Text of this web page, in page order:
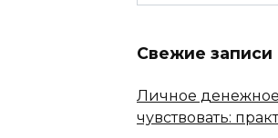
Свежие записи
Личное денежное
чувствовать: